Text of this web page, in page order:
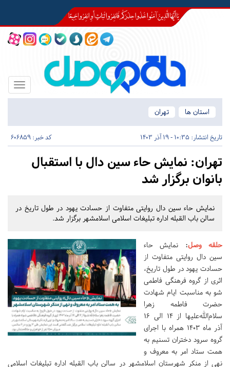
Toggle
استان ها
تهران
تاریخ انتشار: 10:35 - 19 آذر 1403 کد خبر: 606859
تهران: نمایش حاء سین دال با استقبال
بانوان برگزار شد
نمایش حاء سین دال روایتی متفاوت از حسادت یهود در طول تاریخ در
سالن باب القبله اداره تبلیغات اسلامی اسلامشهر برگزار شد.
حلقه وصل: نمایش حاء
سین دال روایتی متفاوت از
حسادت یهود در طول تاریخ،
اثری از گروه فرهنگی فاطمی
شو به‌ مناسبت ایام شهادت
حضرت فاطمه زهرا
سلام‌الله‌علیها از ۱۴ الی ۱۶
آذر ماه ۱۴۰۳ همراه با اجرای
گروه سرود دختران تسنیم به
همت ستاد امر به معروف و
نهی از منکر شهرستان اسلامشهر در سالن باب القبله اداره تبلیغات اسلامی